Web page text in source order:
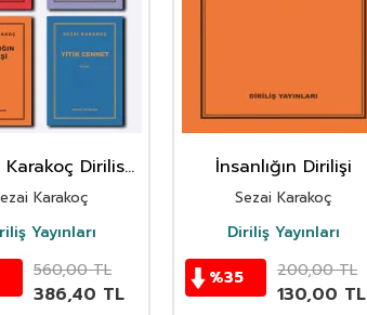
Karakoç Dirilis
Amentüsü
Dirilisi
Dirilisi Yitik
Dört Kitap
Karakoç
Yayınları
560,00TL
386,40 TL
İnsanlığın Dirilişi
Sezai Karakoç
Diriliş Yayınları
%35 200,00TL
130,00 TL